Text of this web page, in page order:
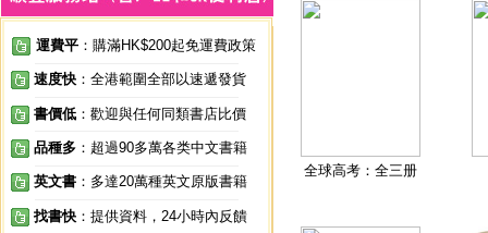
運費平 ：購滿HK$200起免運費政策
速度快 ：全港範圍全部以速遞發貨
書價低 ：歡迎與任何同類書店比價
品種多 ：超過90多萬各类中文書籍
英文書 ：多達20萬種英文原版書籍
找書快 ：提供資料，24小時內反饋
全球高考：全三册